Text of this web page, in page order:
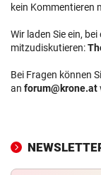
kein Kommentieren
Wir laden Sie ein,
mitzudiskutieren:
Bei Fragen können
an forum@krone.at